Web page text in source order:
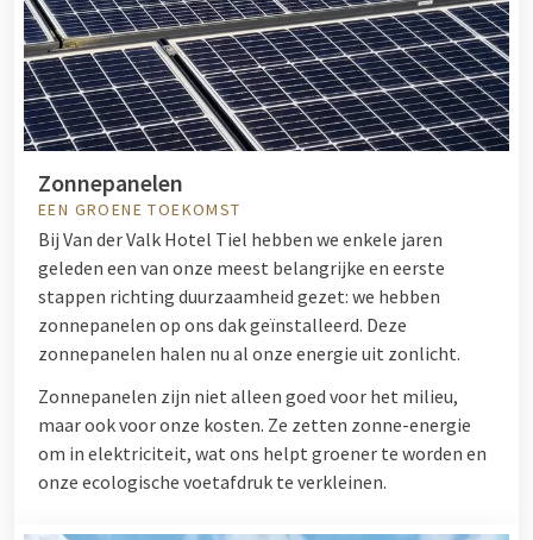
Zonnepanelen
EEN GROENE TOEKOMST
Bij Van der Valk Hotel Tiel hebben we enkele jaren
geleden een van onze meest belangrijke en eerste
stappen richting duurzaamheid gezet: we hebben
zonnepanelen op ons dak geïnstalleerd. Deze
zonnepanelen halen nu al onze energie uit zonlicht.
Zonnepanelen zijn niet alleen goed voor het milieu,
maar ook voor onze kosten. Ze zetten zonne-energie
om in elektriciteit, wat ons helpt groener te worden en
onze ecologische voetafdruk te verkleinen.